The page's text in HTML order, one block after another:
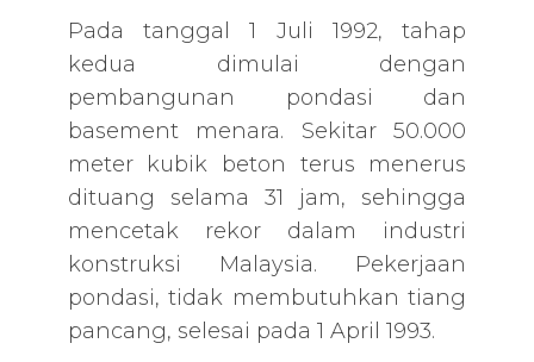
Pada tanggal 1 Juli 1992, tahap
kedua dimulai dengan
pembangunan pondasi dan
basement menara. Sekitar 50.000
meter kubik beton terus menerus
dituang selama 31 jam, sehingga
mencetak rekor dalam industri
konstruksi Malaysia. Pekerjaan
pondasi, tidak membutuhkan tiang
pancang, selesai pada 1 April 1993.